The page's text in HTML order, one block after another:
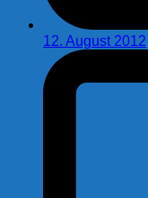
12. August 2012